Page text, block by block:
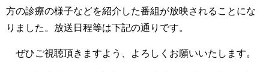
方の診療の様子などを紹介した番組が放映されることにな
りました。放送日程等は下記の通りです。
ぜひご視聴頂きますよう、よろしくお願いいたします。